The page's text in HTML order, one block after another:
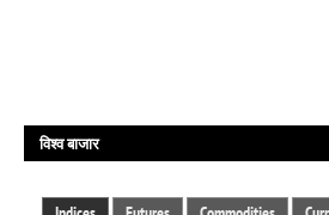
विश्व बाजार